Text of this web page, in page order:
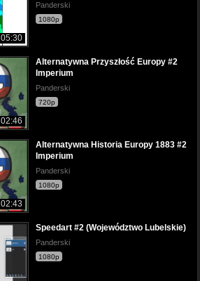
05:30
Panderski
1080p
02:46
Alternatywna Przyszłość Europy #2
Imperium
Panderski
720p
02:43
Alternatywna Historia Europy 1883 #2
Imperium
Panderski
1080p
Speedart #2 (Województwo Lubelskie)
Panderski
1080p